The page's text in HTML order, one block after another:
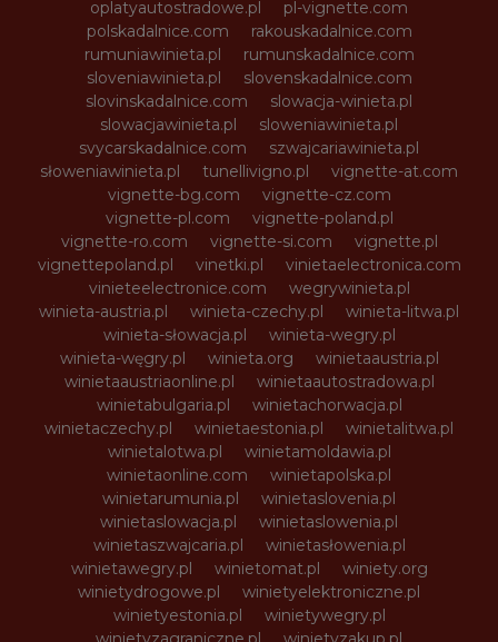
oplatyautostradowe.pl
pl-vignette.com
polskadalnice.com
rakouskadalnice.com
rumuniawinieta.pl
rumunskadalnice.com
sloveniawinieta.pl
slovenskadalnice.com
slovinskadalnice.com
slowacja-winieta.pl
slowacjawinieta.pl
sloweniawinieta.pl
svycarskadalnice.com
szwajcariawinieta.pl
słoweniawinieta.pl
tunellivigno.pl
vignette-at.com
vignette-bg.com
vignette-cz.com
vignette-pl.com
vignette-poland.pl
vignette-ro.com
vignette-si.com
vignette.pl
vignettepoland.pl
vinetki.pl
vinietaelectronica.com
vinieteelectronice.com
wegrywinieta.pl
winieta-austria.pl
winieta-czechy.pl
winieta-litwa.pl
winieta-słowacja.pl
winieta-wegry.pl
winieta-węgry.pl
winieta.org
winietaaustria.pl
winietaaustriaonline.pl
winietaautostradowa.pl
winietabulgaria.pl
winietachorwacja.pl
winietaczechy.pl
winietaestonia.pl
winietalitwa.pl
winietalotwa.pl
winietamoldawia.pl
winietaonline.com
winietapolska.pl
winietarumunia.pl
winietaslovenia.pl
winietaslowacja.pl
winietaslowenia.pl
winietaszwajcaria.pl
winietasłowenia.pl
winietawegry.pl
winietomat.pl
winiety.org
winietydrogowe.pl
winietyelektroniczne.pl
winietyestonia.pl
winietywegry.pl